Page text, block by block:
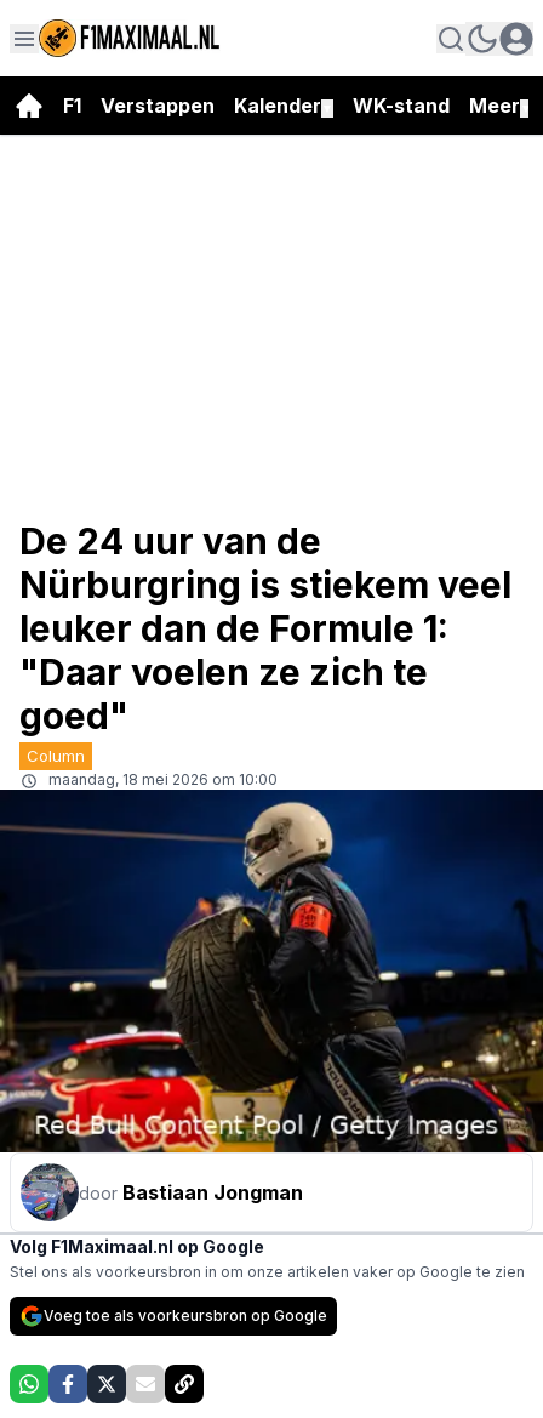
F1 Verstappen Kalender WK-stand Meer
De 24 uur van de
Nürburgring is stiekem veel
leuker dan de Formule 1:
"Daar voelen ze zich te
goed"
Column
maandag, 18 mei 2026 om 10:00
door Bastiaan Jongman
Volg F1Maximaal.nl op Google
Stel ons als voorkeursbron in om onze artikelen vaker op Google te zien
Voeg toe als voorkeursbron op Google